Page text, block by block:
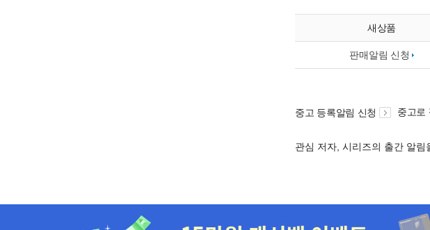
새상품
판매알림 신청
중고 등록알림 신청 중고로
관심 저자, 시리즈의 출간 알림